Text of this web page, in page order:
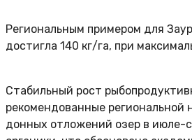
Региональным примером для
достигла 140 кг/га, при
Стабильный рост
рекомендованные
донных отложений озер в июле-